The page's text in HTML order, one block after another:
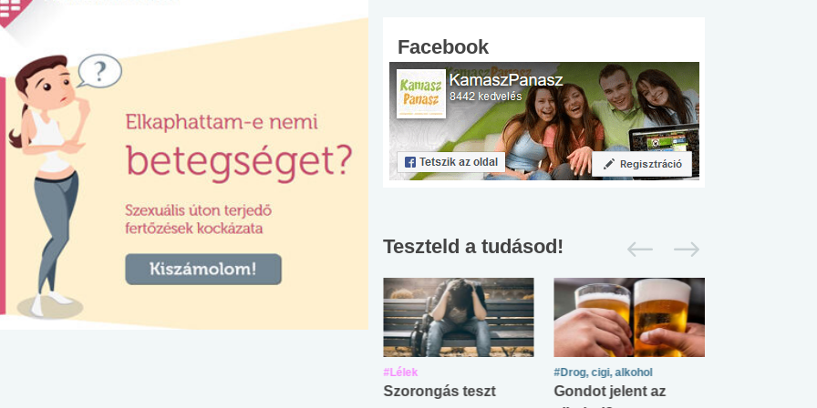
Facebook
Teszteld a tudásod!
#Lélek
Szorongás teszt
#Drog, cigi, alkohol
Gondot jelent az